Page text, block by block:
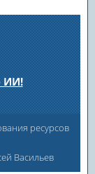
ИИ!
ресурсов
Васильев